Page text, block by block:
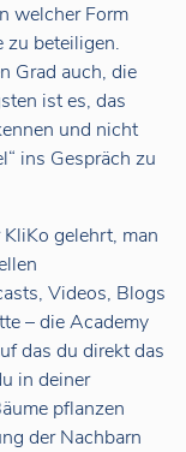
welcher Form
zu beteiligen.
Grad auch, die
ist es, das
und nicht
ins Gespräch zu
gelehrt, man
Videos, Blogs
– die Academy
das du direkt das
in deiner
pflanzen
der Nachbarn